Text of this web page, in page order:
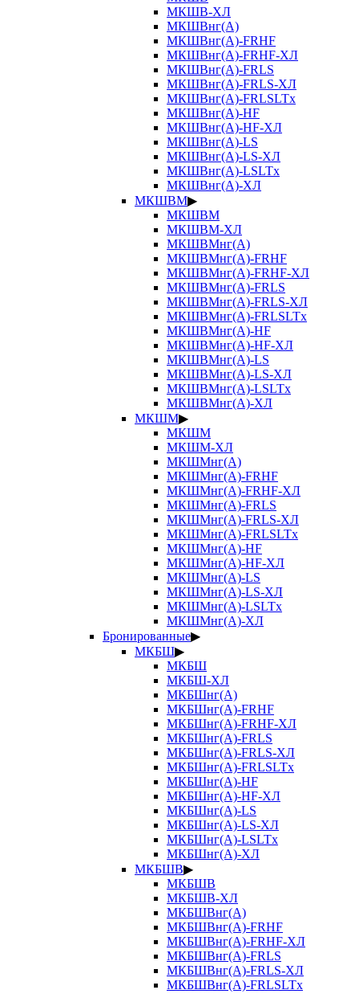
МКШВ-ХЛ
МКШВнг(А)
МКШВнг(А)-FRHF
МКШВнг(А)-FRHF-ХЛ
МКШВнг(А)-FRLS
МКШВнг(А)-FRLS-ХЛ
МКШВнг(А)-FRLSLTx
МКШВнг(А)-HF
МКШВнг(А)-HF-ХЛ
МКШВнг(А)-LS
МКШВнг(А)-LS-ХЛ
МКШВнг(А)-LSLTx
МКШВнг(А)-ХЛ
МКШВМ▶
МКШВМ
МКШВМ-ХЛ
МКШВМнг(А)
МКШВМнг(А)-FRHF
МКШВМнг(А)-FRHF-ХЛ
МКШВМнг(А)-FRLS
МКШВМнг(А)-FRLS-ХЛ
МКШВМнг(А)-FRLSLTx
МКШВМнг(А)-HF
МКШВМнг(А)-HF-ХЛ
МКШВМнг(А)-LS
МКШВМнг(А)-LS-ХЛ
МКШВМнг(А)-LSLTx
МКШВМнг(А)-ХЛ
МКШМ▶
МКШМ
МКШМ-ХЛ
МКШМнг(А)
МКШМнг(А)-FRHF
МКШМнг(А)-FRHF-ХЛ
МКШМнг(А)-FRLS
МКШМнг(А)-FRLS-ХЛ
МКШМнг(А)-FRLSLTx
МКШМнг(А)-HF
МКШМнг(А)-HF-ХЛ
МКШМнг(А)-LS
МКШМнг(А)-LS-ХЛ
МКШМнг(А)-LSLTx
МКШМнг(А)-ХЛ
Бронированные▶
МКБШ▶
МКБШ
МКБШ-ХЛ
МКБШнг(А)
МКБШнг(А)-FRHF
МКБШнг(А)-FRHF-ХЛ
МКБШнг(А)-FRLS
МКБШнг(А)-FRLS-ХЛ
МКБШнг(А)-FRLSLTx
МКБШнг(А)-HF
МКБШнг(А)-HF-ХЛ
МКБШнг(А)-LS
МКБШнг(А)-LS-ХЛ
МКБШнг(А)-LSLTx
МКБШнг(А)-ХЛ
МКБШВ▶
МКБШВ
МКБШВ-ХЛ
МКБШВнг(А)
МКБШВнг(А)-FRHF
МКБШВнг(А)-FRHF-ХЛ
МКБШВнг(А)-FRLS
МКБШВнг(А)-FRLS-ХЛ
МКБШВнг(А)-FRLSLTx